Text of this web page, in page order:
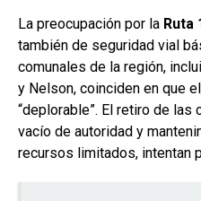
La preocupación por la Ruta
también de seguridad vial
comunales de la región,
y Nelson, coinciden en que
“deplorable”. El retiro de las
vacío de autoridad y
recursos limitados, intentan